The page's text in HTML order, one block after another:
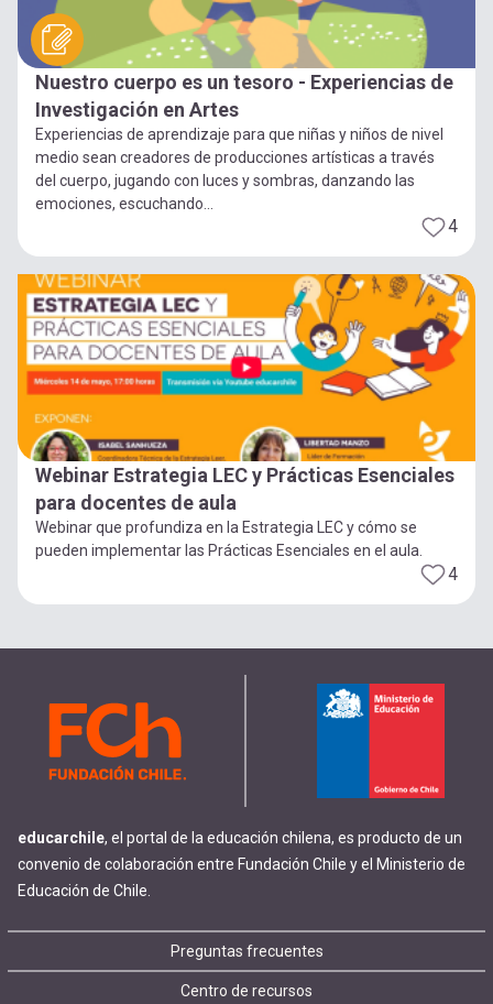
Nuestro cuerpo es un tesoro - Experiencias de
Investigación en Artes
Experiencias de aprendizaje para que niñas y niños de nivel
medio sean creadores de producciones artísticas a través
del cuerpo, jugando con luces y sombras, danzando las
emociones, escuchando...
4
Webinar Estrategia LEC y Prácticas Esenciales
para docentes de aula
Webinar que profundiza en la Estrategia LEC y cómo se
pueden implementar las Prácticas Esenciales en el aula.
4
educarchile, el portal de la educación chilena, es producto de un
convenio de colaboración entre Fundación Chile y el Ministerio de
Educación de Chile.
Footer
Preguntas frecuentes
Centro de recursos